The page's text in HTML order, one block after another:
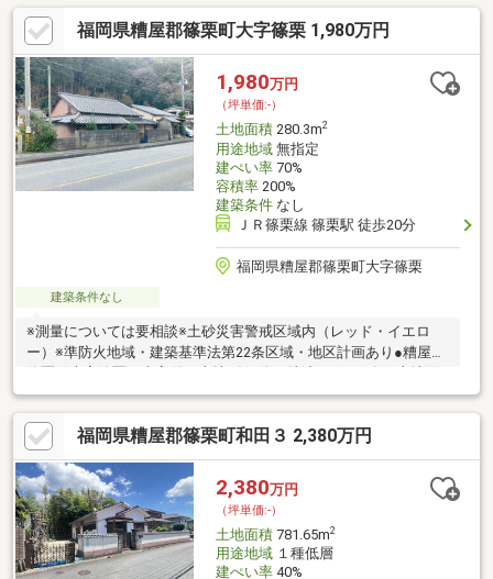
ック要）《弊社が売主の物件です！》☆解体更地渡しです！●2棟
【建物面積171.47㎡（約51.8坪）、建物面積151.17㎡（約45.7
坪）】●「TRIAL smart」他、多数店舗が集まる商業施設『アクロ
スプラザ篠栗』まで徒歩約5分（約360ｍ）！●西鉄バス『粕屋警
察署前』まで徒歩約10分（約750ｍ）！
福岡県糟屋郡篠栗町大字篠栗 1,980万円
1,980万円
（坪単価:-）
土地面積280.3m2
用途地域無指定
建ぺい率70%
容積率200%
建築条件なし
ＪＲ篠栗線 篠栗駅 徒歩20分
福岡県糟屋郡篠栗町大字篠栗
建築条件なし
※測量については要相談※土砂災害警戒区域内（レッド・イエロ
ー）※準防火地域・建築基準法第22条区域・地区計画あり●糟屋郡
篠栗町大字篠栗の古家付き土地《 解体更地渡しです！》●土地面
積：280.3㎡（約84.79坪）！現況は木造瓦葺平屋建ての古家・附
属建物があります！●JR篠栗線「篠栗」駅まで徒歩約20分（車で
約5分）！●西鉄バス「日の浦口」停まで徒歩約2分！●車で約5分
圏内には、役場や銀行、スーパー、コンビニなどがあります！〇
ぜひお気軽にお問い合わせください！（エイチ・マリー株式会
社 TEL:092-624-0039）
福岡県糟屋郡篠栗町和田３ 2,380万円
2,380万円
（坪単価:-）
土地面積781.65m2
用途地域１種低層
建ぺい率40%